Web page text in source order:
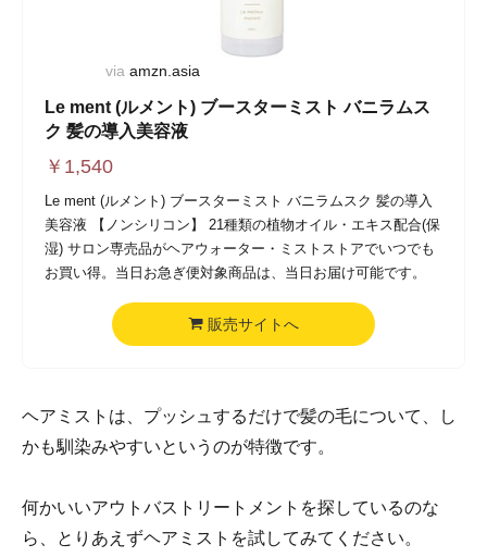
via amzn.asia
Le ment (ルメント) ブースターミスト バニラムス
ク 髪の導入美容液
￥ 1,540
Le ment (ルメント) ブースターミスト バニラムスク 髪の導入
美容液 【ノンシリコン】 21種類の植物オイル・エキス配合(保
湿) サロン専売品がヘアウォーター・ミストストアでいつでも
お買い得。当日お急ぎ便対象商品は、当日お届け可能です。
販売サイトへ
ヘアミストは、プッシュするだけで髪の毛について、し
かも馴染みやすいというのが特徴です。
何かいいアウトバストリートメントを探しているのな
ら、とりあえずヘアミストを試してみてください。